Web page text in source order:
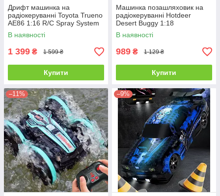
Дрифт машинка на
радіокеруванні Toyota Trueno
AE86 1:16 R/C Spray System
Drift
В наявності
1 399 ₴ 1 599 ₴
Купити
Машинка позашляховик на
радіокеруванні Hotdeer
Desert Buggy 1:18
В наявності
989 ₴ 1 129 ₴
Купити
–11% –9%